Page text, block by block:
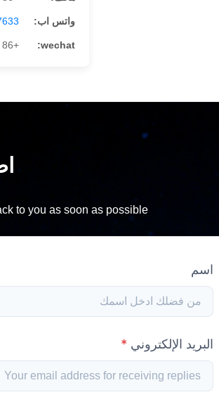
واتس اب:
wechat:
+86 15612579363
to you as soon as possible.
اسم
البريد الإلكتروني *